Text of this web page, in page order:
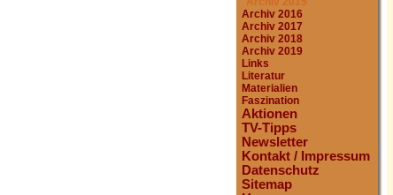
Archiv 2016
Archiv 2017
Archiv 2018
Archiv 2019
Links
Literatur
Materialien
Faszination
Aktionen
TV-Tipps
Newsletter
Kontakt / Impressum
Datenschutz
Sitemap